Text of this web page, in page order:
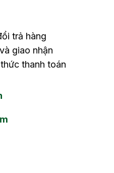
trả hàng
giao nhận
thanh toán